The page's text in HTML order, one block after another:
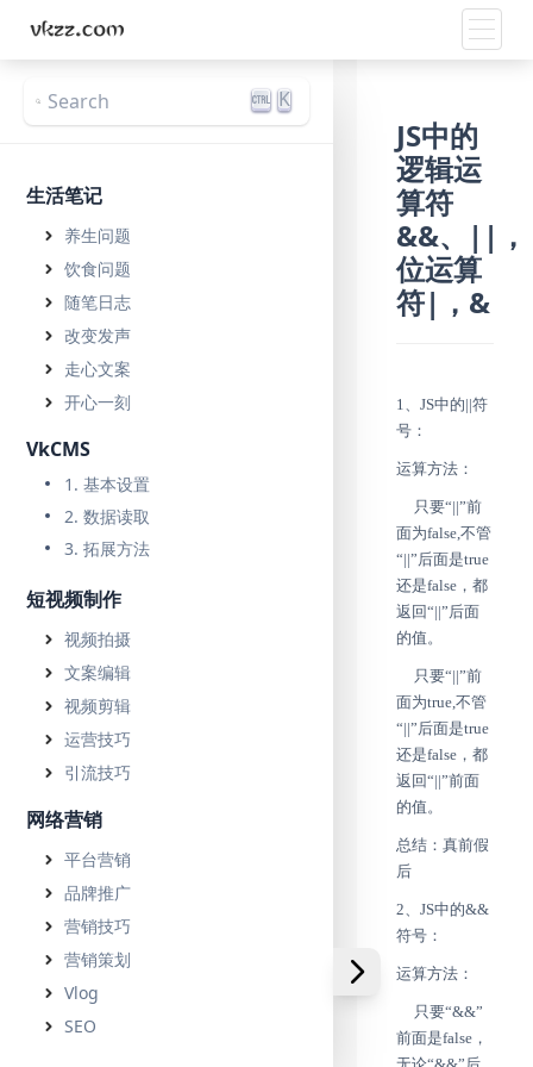
Search K
生活笔记
养生问题
饮食问题
随笔日志
改变发声
走心文案
开心一刻
VkCMS
1. 基本设置
2. 数据读取
3. 拓展方法
短视频制作
视频拍摄
文案编辑
视频剪辑
运营技巧
引流技巧
网络营销
平台营销
品牌推广
营销技巧
营销策划
Vlog
SEO
JS中的
逻辑运
算符
&&、||，
位运算
符|，&
1、JS中的||符
号：
运算方法：
只要“||”前
面为false,不管
“||”后面是true
还是false，都
返回“||”后面
的值。
只要“||”前
面为true,不管
“||”后面是true
还是false，都
返回“||”前面
的值。
总结：真前假
后
2、JS中的&&
符号：
运算方法：
只要“&&”
前面是false，